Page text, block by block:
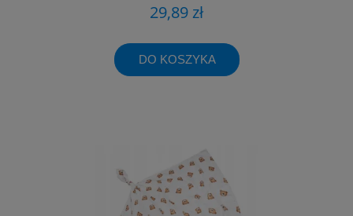
29,89 zł
DO KOSZYKA